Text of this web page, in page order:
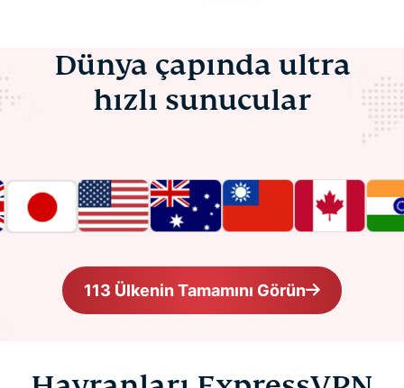
Dünya çapında ultra
hızlı sunucular
113 Ülkenin Tamamını Görün